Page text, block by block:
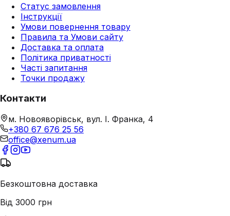
Статус замовлення
Інструкції
Умови повернення товару
Правила та Умови сайту
Доставка та оплата
Політика приватності
Часті запитання
Точки продажу
Контакти
м. Новояворівськ, вул. І. Франка, 4
+380 67 676 25 56
office@xenum.ua
Безкоштовна доставка
Від 3000 грн